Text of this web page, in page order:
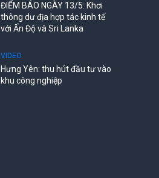
ĐIỂM BÁO NGÀY 13/5: Khơi
thông dư địa hợp tác kinh tế
với Ấn Độ và Sri Lanka
VIDEO
Hưng Yên: thu hút đầu tư vào
khu công nghiệp